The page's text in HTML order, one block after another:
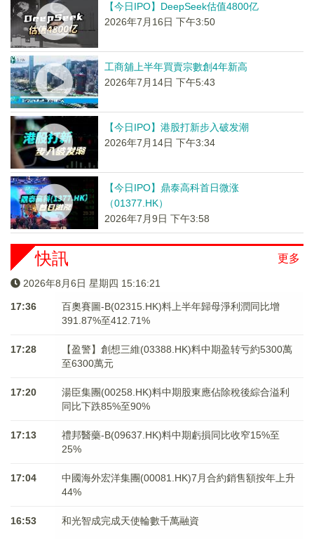
【今日IPO】DeepSeek估值4800亿
2026年7月16日 下午3:50
工商舖上半年買賣宗數創4年新高
2026年7月14日 下午5:43
【今日IPO】港股打新步入破发潮
2026年7月14日 下午3:34
【今日IPO】鼎泰高科首日微涨
（01377.HK）
2026年7月9日 下午3:58
更多
快訊
2026年8月6日 星期四 15:16:21
17:36
百奧賽圖-B(02315.HK)料上半年歸母淨利潤同比增
391.87%至412.71%
17:28
【盈警】創想三維(03388.HK)料中期盈转亏約5300萬
至6300萬元
17:20
湯臣集團(00258.HK)料中期股東應佔除稅後綜合溢利
同比下跌85%至90%
17:13
禮邦醫藥-B(09637.HK)料中期虧損同比收窄15%至
25%
17:04
中國海外宏洋集團(00081.HK)7月合約銷售額按年上升
44%
16:53 和光智成完成天使輪數千萬融資